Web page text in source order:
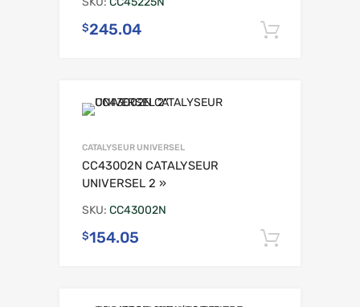
$245.04
CATALYSEUR UNIVERSEL
CC43002N CATALYSEUR
UNIVERSEL 2 »
SKU: CC43002N
$154.05